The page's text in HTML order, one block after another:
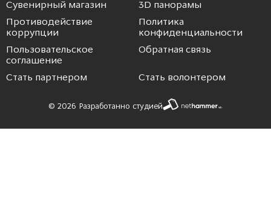
Сувенирный магазин
3D панорамы
Противодействие
коррупции
Политика
конфиденциальности
Пользовательское
соглашение
Обратная связь
Стать партнером Стать волонтером
© 2026 Разработанно студией